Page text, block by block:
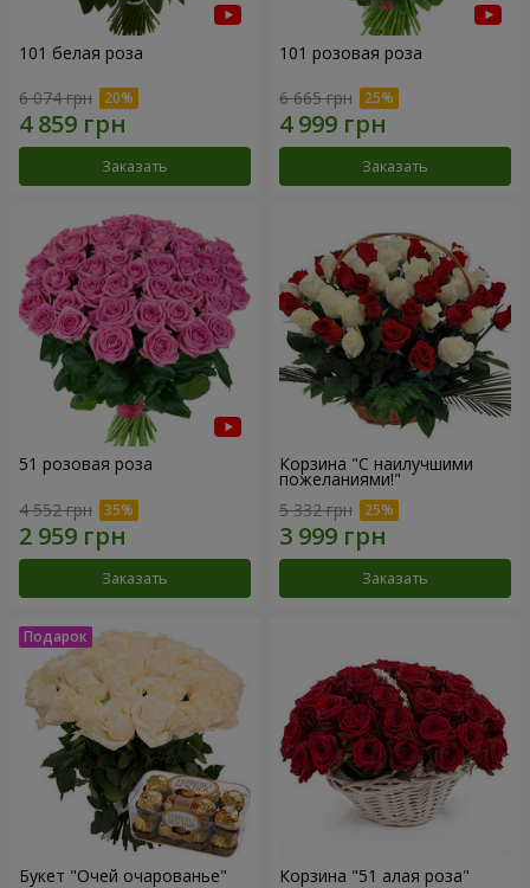
101 белая роза
6 074 грн
Заказать
101 розовая роза
6 665 грн
Заказать
51 розовая роза
4 552 грн
Заказать
Корзина "С наилучшими
пожеланиями!"
5 332 грн
Заказать
Букет "Очей очарованье" Корзина "51 алая роза"